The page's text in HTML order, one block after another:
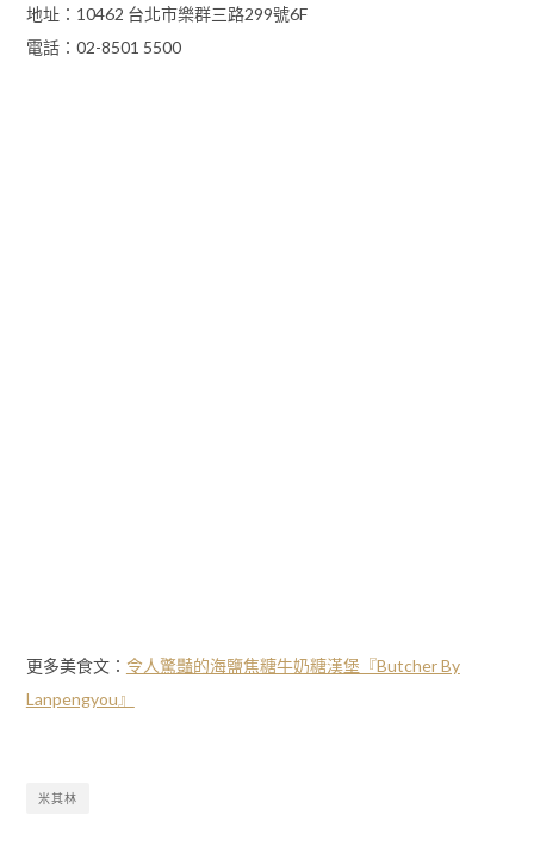
地址：10462 台北市樂群三路299號6F
電話：02-8501 5500
更多美食文： 令人驚豔的海鹽焦糖牛奶糖漢堡『Butcher By
Lanpengyou』
米其林